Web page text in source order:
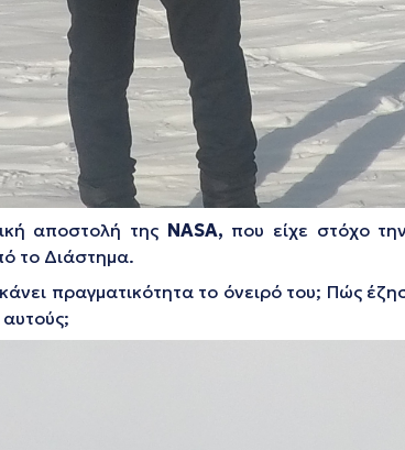
αποστολή της NASA, που είχε στόχο
το Διάστημα.
πραγματικότητα το όνειρό του; Πώς
αυτούς;